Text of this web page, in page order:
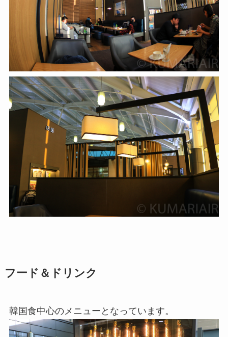
フード＆ドリンク
韓国食中心のメニューとなっています。